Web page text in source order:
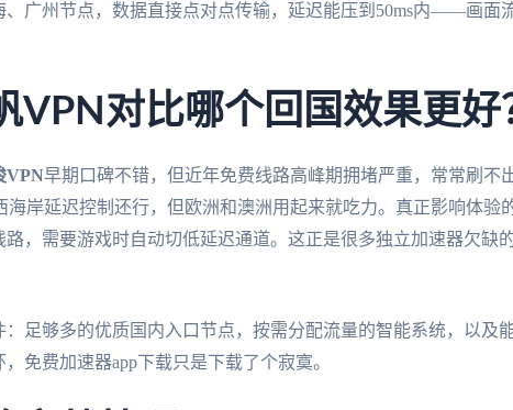
、广州节点，数据直接点对点传输，延迟能压到50ms内——画面
VPN对比哪个回国效果更好
VPN早期口碑不错，但近年免费线路高峰期拥堵严重，常常刷不
海岸延迟控制还行，但欧洲和澳洲用起来就吃力。真正影响体验
，需要游戏时自动切低延迟通道。这正是很多独立加速器欠缺
足够多的优质国内入口节点，按需分配流量的智能系统，以及
免费加速器app下载只是下载了个寂寞。